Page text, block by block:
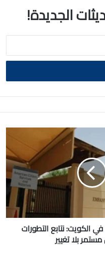
الجديدة!
الكويت: نتابع التطورات
بلا تغيير